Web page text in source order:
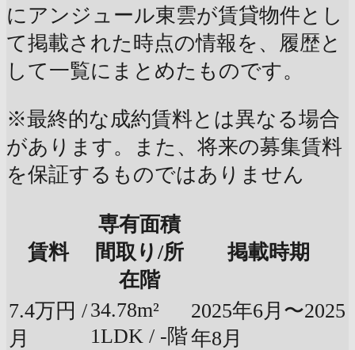
にアンジュール東雲が賃貸物件とし
て掲載された時点の情報を、履歴と
して一覧にまとめたものです。
※最終的な成約賃料とは異なる場合
があります。また、将来の募集賃料
を保証するものではありません
賃料
専有面積
間取り/所
在階
掲載時期
7.4万円 /
月
34.78m²
1LDK / -階
2025年6月〜2025
年8月